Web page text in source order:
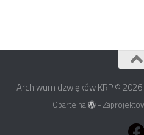
Archiwum dzwięków KRP ©
Oparte na -